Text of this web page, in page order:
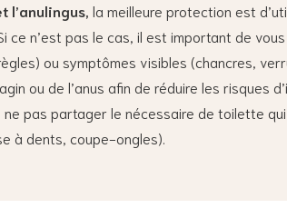
la meilleure protection est
n’est pas le cas, il est important de vous
ou symptômes visibles (chancres,
ou de l’anus afin de réduire les risques
ne pas partager le nécessaire de toilette
à dents, coupe-ongles).